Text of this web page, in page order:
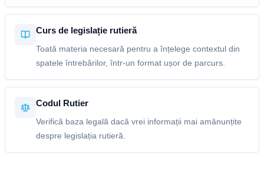
Curs de legislație rutieră
Toată materia necesară pentru a înțelege contextul din
spatele întrebărilor, într-un format ușor de parcurs.
Codul Rutier
Verifică baza legală dacă vrei informații mai amănunțite
despre legislația rutieră.